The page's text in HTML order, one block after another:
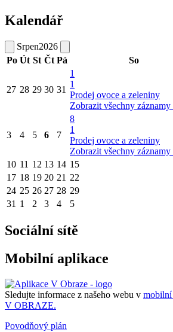
Kalendář
Srpen2026
Po Út St Čt Pá So
27 28 29 30 31
1
1
Prodej ovoce a zeleniny
Zobrazit všechny záznamy
3 4 5 6 7
8
1
Prodej ovoce a zeleniny
Zobrazit všechny záznamy
10 11 12 13 14 15
17 18 19 20 21 22
24 25 26 27 28 29
31 1 2 3 4 5
Sociální sítě
Mobilní aplikace
Sledujte informace z našeho webu v
V OBRAZE.
Povodňový plán